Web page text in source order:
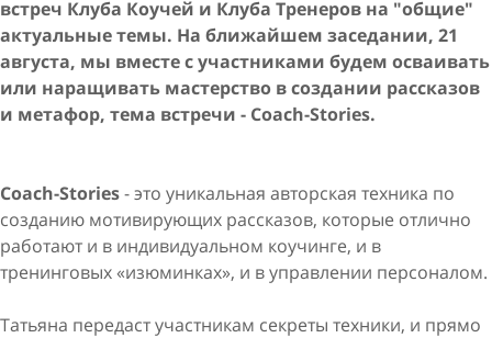
встреч Клуба Коучей и Клуба Тренеров на "общие"
актуальные темы. На ближайшем заседании, 21
августа, мы вместе с участниками будем осваивать
или наращивать мастерство в создании рассказов
и метафор, тема встречи - Coach-Stories.
Coach-Stories- это уникальная авторская техника по
созданию мотивирующих рассказов, которые отлично
работают и в индивидуальном коучинге, и в
тренинговых «изюминках», и в управлении персоналом.
Татьяна передаст участникам секреты техники, и прямо